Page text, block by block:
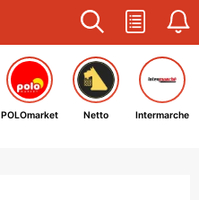
POLOmarket Netto Intermarche